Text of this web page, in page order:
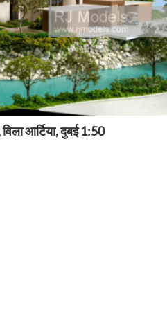
आर्टिया, दुबई 1:50